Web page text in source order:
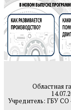
Областная
Учредитель: ГБУ СО